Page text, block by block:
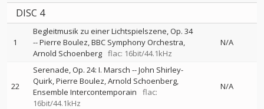
DISC 4
1
Begleitmusik zu einer Lichtspielszene, Op. 34
--Pierre Boulez BBC Symphony Orchestra
Arnold Schoenberg flac: 16bit/44.1kHz
N/A
22
Serenade, Op. 24: I. Marsch --John Shirley-
Quirk Pierre Boulez Arnold Schoenberg
Ensemble Intercontemporain
flac:
16bit/44.1kHz
N/A